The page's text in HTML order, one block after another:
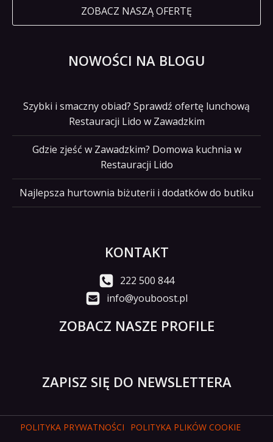
ZOBACZ NASZĄ OFERTĘ
NOWOŚCI NA BLOGU
Szybki i smaczny obiad? Sprawdź ofertę lunchową
Restauracji Lido w Zawadzkim
Gdzie zjeść w Zawadzkim? Domowa kuchnia w
Restauracji Lido
Najlepsza hurtownia biżuterii i dodatków do butiku
KONTAKT
222 500 844
info@youboost.pl
ZOBACZ NASZE PROFILE
ZAPISZ SIĘ DO NEWSLETTERA
POLITYKA PRYWATNOŚCI POLITYKA PLIKÓW COOKIE